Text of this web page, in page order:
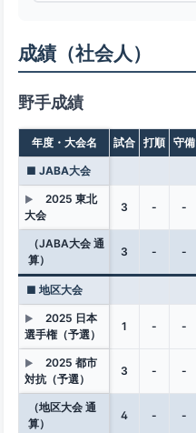
成績（社会人）
野手成績
年度・大会名 試合 打順 守備
■ JABA大会
▶
2025 東北
大会
3 - -
（JABA大会 通
算）
3 - -
■ 地区大会
▶
2025 日本
選手権（予選）
1 - -
▶
2025 都市
対抗（予選）
3 - -
（地区大会 通
算）
4 - -